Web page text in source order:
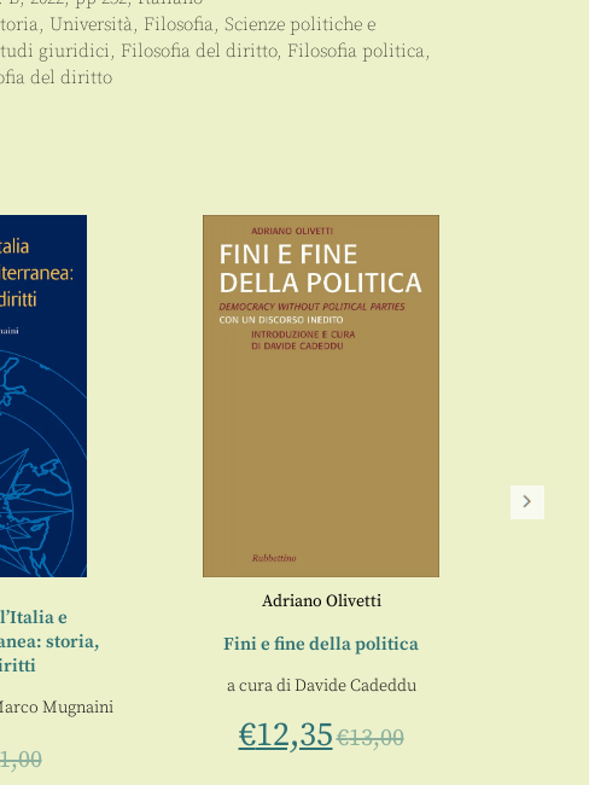
, Università, Filosofia, Scienze politiche e
giuridici, Filosofia del diritto, Filosofia politica,
del diritto
e
storia,
Mugnaini
Adriano Olivetti
Fini e fine della politica
a cura diDavide Cadeddu
€12,35€13,00